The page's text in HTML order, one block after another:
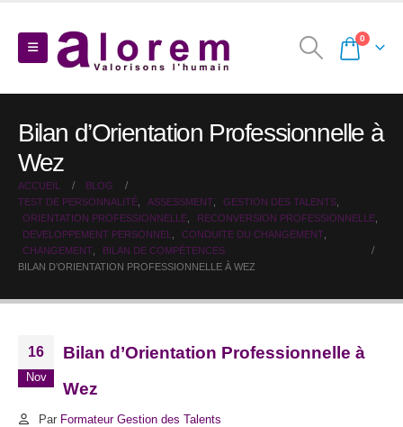
0
Bilan d’Orientation Professionnelle à
Wez
ACCUEIL
BLOG
TEST DE PERSONNALITÉ
ASSESSMENT GESTION DES TALENTS
ORIENTATION PROFESSIONNELLE
RECONVERSION PROFESSIONNELLE
DEVELOPPEMENT PERSONNEL
CONDUITE DU CHANGEMENT
CHANGEMENT
BILAN DE COMPÉTENCES
BILAN D’ORIENTATION PROFESSIONNELLE À WEZ
16
Nov
Bilan d’Orientation Professionnelle à
Wez
Par Formateur Gestion des Talents